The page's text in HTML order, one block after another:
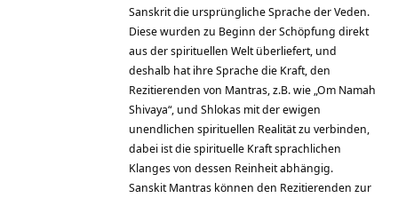
Sanskrit die ursprüngliche Sprache der Veden.
Diese wurden zu Beginn der Schöpfung direkt
aus der spirituellen Welt überliefert, und
deshalb hat ihre Sprache die Kraft, den
Rezitierenden von Mantras, z.B. wie „Om Namah
Shivaya“, und Shlokas mit der ewigen
unendlichen spirituellen Realität zu verbinden,
dabei ist die spirituelle Kraft sprachlichen
Klanges von dessen Reinheit abhängig.
Sanskit Mantras können den Rezitierenden zur